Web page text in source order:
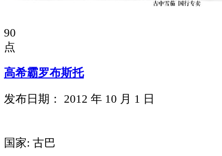
90
点
高希霸罗布斯托
发布日期： 2012 年 10 月 1 日
国家: 古巴